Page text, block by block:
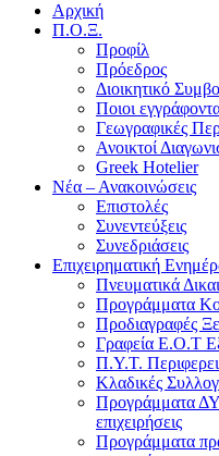
Αρχική
Π.Ο.Ξ.
Προφίλ
Πρόεδρος
Διοικητικό
Ποιοι
Γεωγραφικές
Ανοικτοί
Greek Hotelier
Νέα – Ανακοινώσεις
Επιστολές
Συνεντεύξεις
Συνεδριάσεις
Επιχειρηματική
Πνευματικά
Προγράμματα
Προδιαγραφές
Γραφεία Ε.Ο.Τ
Π.Υ.Τ.
Κλαδικές
Προγράμματα
επιχειρήσεις
Προγράμματα